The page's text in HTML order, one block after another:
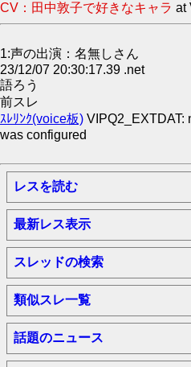
CV：田中敦子で好きなキャラ at
1:声の出演：名無しさん
23/12/07 20:30:17.39 .net
語ろう
前スレ
ｽﾚﾘﾝｸ(voice板) VIPQ2_EXTDAT:
was configured
レスを読む
最新レス表示
スレッドの検索
類似スレ一覧
話題のニュース